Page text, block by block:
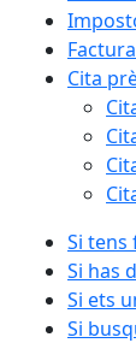
Cita
Si tens
Si has
Si ets
Si